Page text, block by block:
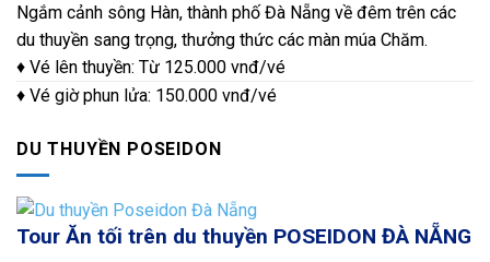
Ngắm cảnh sông Hàn, thành phố Đà Nẵng về đêm trên các
du thuyền sang trọng, thưởng thức các màn múa Chăm.
♦ Vé lên thuyền: Từ 125.000 vnđ/vé
♦ Vé giờ phun lửa: 150.000 vnđ/vé
DU THUYỀN POSEIDON
Tour Ăn tối trên du thuyền POSEIDON ĐÀ NẴNG